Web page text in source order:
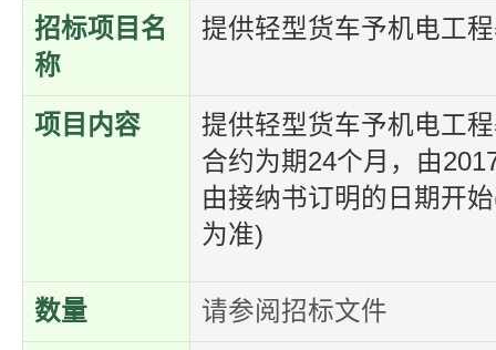
招标项目名
称
提供轻型货车予机电工
项目内容
提供轻型货车予机电工
合约为期24个月，由
由接纳书订明的日期开
为准)
数量 请参阅招标文件